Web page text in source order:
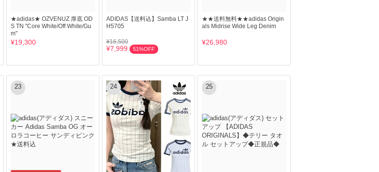
★adidas★ OZVENUZ 厚底 OD
S TN "Core White/Off White/Gu
m"
¥19,300
ADIDAS【送料込】Samba LT J
H5705
¥16,500
¥7,999 51%OFF
★★送料無料★★adidas Origin
als Midrise Wide Leg Denim
¥26,980
23 24 25